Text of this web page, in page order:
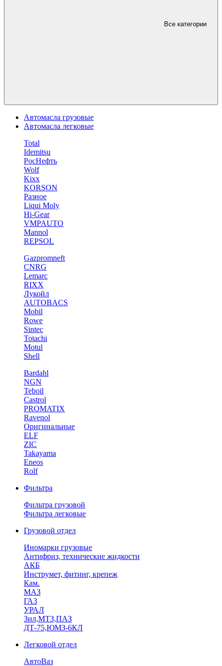
Все категории
Автомасла грузовые
Автомасла легковые
Total
Idemitsu
РосНефть
Wolf
Kixx
KORSON
Разное
Liqui Moly
Hi-Gear
VMPAUTO
Mannol
REPSOL
Gazpromneft
CNRG
Lemarc
RIXX
Лукойл
AUTOBACS
Mobil
Rowe
Sintec
Totachi
Motul
Shell
Bardahl
NGN
Teboil
Castrol
PROMATIX
Ravenol
Оригинальные
ELF
ZIC
Takayama
Eneos
Rolf
Фильтра
Фильтра грузовой
Фильтра легковые
Грузовой отдел
Иномарки грузовые
Антифриз, технические жидкости
АКБ
Инструмет, фитинг, крепеж
Кам.
МАЗ
ГА3
УРАЛ
Зил,МТЗ,ПАЗ
ДТ-75,ЮМЗ-6КЛ
Легковой отдел
АвтоВаз